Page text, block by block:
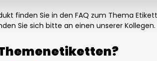
finden Sie in den FAQ zum Thema
Sie sich bitte an einen unserer Kollegen.